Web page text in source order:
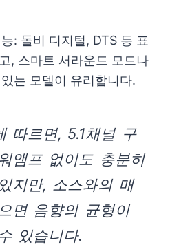
: 돌비 디지털, DTS 등 표
, 스마트 서라운드 모드나
는 모델이 유리합니다.
따르면, 5.1채널 구
앰프 없이도 충분히
지만, 소스와의 매
면 음향의 균형이
있습니다.